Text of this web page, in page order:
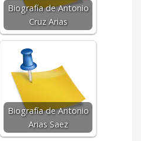
Biografía de Antonio
Cruz Arias
Biografía de Antonio
Arias Saez